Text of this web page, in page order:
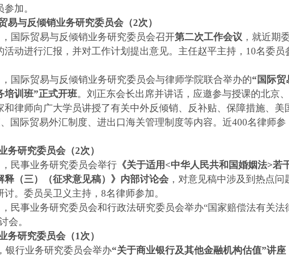
加。
易与反倾销业务研究委员会（2次）
，国际贸易与反倾销业务研究委员会召开第二次工作会议 ，就近期
活动进行汇报，并对工作计划提出意见。主任赵平主持， 10名委员
，国际贸易与反倾销业务研究委员会与律师学院联合举办的“国际贸
培训班”正式开班。刘正东会长出席并讲话，应邀参与授课的北京
和律师向广大学员讲授了有关中外反倾销、反补贴、保障措施、美
国际贸易外汇制度、进出口海关管理制度等内容。近400名律师参
务研究委员会（2次）
，民事业务研究委员会举行 《关于适用<中华人民共和国婚姻法>若
释（三）（征求意见稿）》内部讨论会 ，对意见稿中涉及到热点问
讨。委员吴卫义主持， 8名律师参加。
，民事业务研究委员会和行政法研究委员会举办“国家赔偿法有关法
会。
务研究委员会（1次）
银行业务研究委员会举办“关于商业银行及其他金融机构估值”讲座